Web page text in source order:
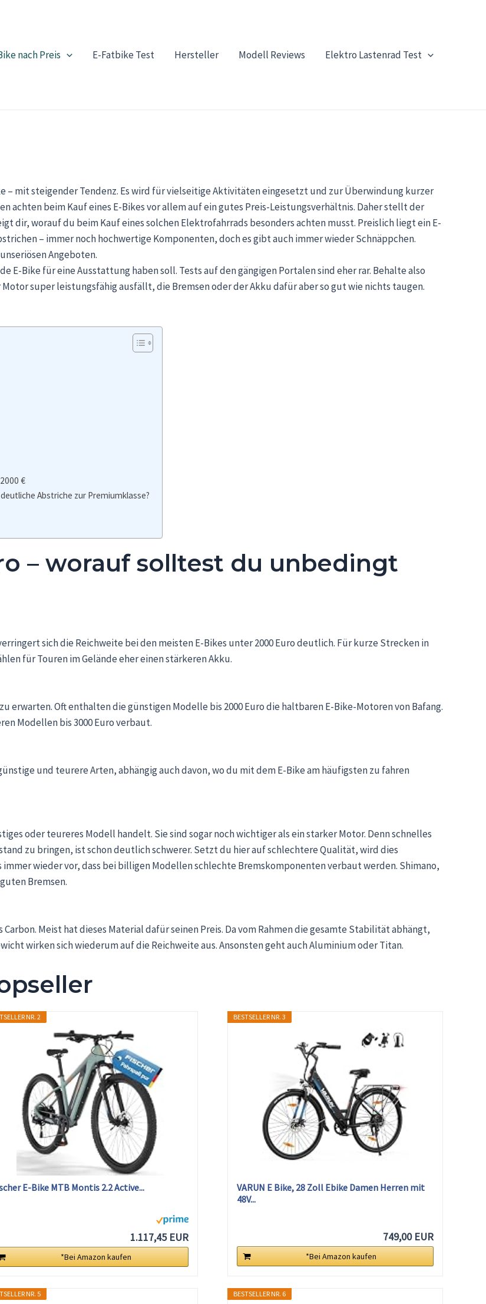
nach Preis E-Fatbike Test Hersteller Modell Reviews Elektro Lastenrad Test
– mit steigender Tendenz. Es wird für vielseitige Aktivitäten eingesetzt und zur Überwindung kurzer
beim Kauf eines E-Bikes vor allem auf ein gutes Preis-Leistungsverhältnis. Daher stellt der
dir, worauf du beim Kauf eines solchen Elektrofahrrads besonders achten musst. Preislich liegt ein E-
– immer noch hochwertige Komponenten, doch es gibt auch immer wieder Schnäppchen.
Angeboten.
E-Bike für eine Ausstattung haben soll. Tests auf den gängigen Portalen sind eher rar. Behalte also
super leistungsfähig ausfällt, die Bremsen oder der Akku dafür aber so gut wie nichts taugen.
€
Abstriche zur Premiumklasse?
– worauf solltest du unbedingt
sich die Reichweite bei den meisten E-Bikes unter 2000 Euro deutlich. Für kurze Strecken in
für Touren im Gelände eher einen stärkeren Akku.
erwarten. Oft enthalten die günstigen Modelle bis 2000 Euro die haltbaren E-Bike-Motoren von Bafang.
Modellen bis 3000 Euro verbaut.
und teurere Arten, abhängig auch davon, wo du mit dem E-Bike am häufigsten zu fahren
oder teureres Modell handelt. Sie sind sogar noch wichtiger als ein starker Motor. Denn schnelles
zu bringen, ist schon deutlich schwerer. Setzt du hier auf schlechtere Qualität, wird dies
wieder vor, dass bei billigen Modellen schlechte Bremskomponenten verbaut werden. Shimano,
Bremsen.
Meist hat dieses Material dafür seinen Preis. Da vom Rahmen die gesamte Stabilität abhängt,
wirken sich wiederum auf die Reichweite aus. Ansonsten geht auch Aluminium oder Titan.
NR. 2
E-Bike MTB Montis 2.2 Active...
1.117,45 EUR
*Bei Amazon kaufen
BESTSELLER NR. 3
VARUN E Bike, 28 Zoll Ebike Damen Herren mit
48V...
749,00 EUR
*Bei Amazon kaufen
NR. 5 BESTSELLER NR. 6